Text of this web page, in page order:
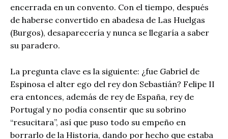
encerrada en un convento. Con el tiempo, después
de haberse convertido en abadesa de Las Huelgas
(Burgos), desaparecería y nunca se llegaría a saber
su paradero.
La pregunta clave es la siguiente: ¿fue Gabriel de
Espinosa el alter ego del rey don Sebastián? Felipe II
era entonces, además de rey de España, rey de
Portugal y no podía consentir que su sobrino
“resucitara”, así que puso todo su empeño en
borrarlo de la Historia, dando por hecho que estaba